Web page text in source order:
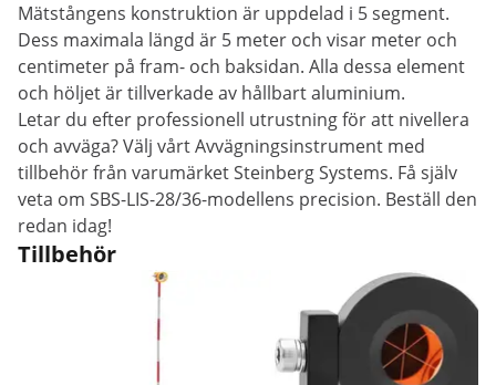
Mätstångens konstruktion är uppdelad i 5 segment.
Dess maximala längd är 5 meter och visar meter och
centimeter på fram- och baksidan. Alla dessa element
och höljet är tillverkade av hållbart aluminium.
Letar du efter professionell utrustning för att nivellera
och avväga? Välj vårt Avvägningsinstrument med
tillbehör från varumärket Steinberg Systems. Få själv
veta om SBS-LIS-28/36-modellens precision. Beställ den
redan idag!
Tillbehör